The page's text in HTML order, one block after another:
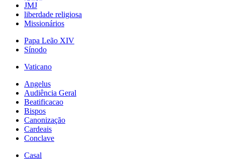
JMJ
liberdade religiosa
Missionários
Papa Leão XIV
Sínodo
Vaticano
Angelus
Audiência Geral
Beatificacao
Bispos
Canonização
Cardeais
Conclave
Casal